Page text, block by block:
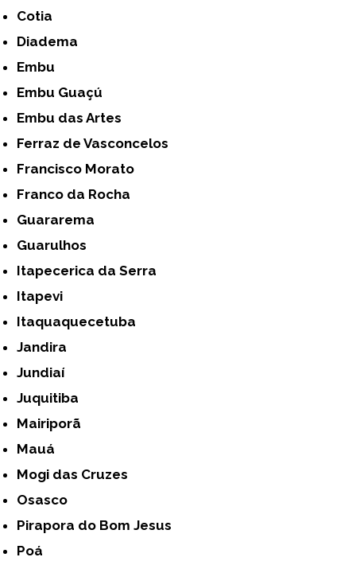
Cotia
Diadema
Embu
Embu Guaçú
Embu das Artes
Ferraz de Vasconcelos
Francisco Morato
Franco da Rocha
Guararema
Guarulhos
Itapecerica da Serra
Itapevi
Itaquaquecetuba
Jandira
Jundiaí
Juquitiba
Mairiporã
Mauá
Mogi das Cruzes
Osasco
Pirapora do Bom Jesus
Poá